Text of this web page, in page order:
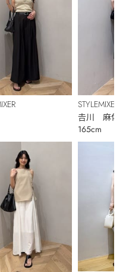
STYLEMIXER
𠮷川 麻佑
165cm